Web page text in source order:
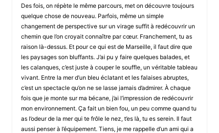
Des fois, on répète le même parcours, met on découvre toujours
quelque chose de nouveau. Parfois, même un simple
changement de perspective sur un virage suffit à redécouvrir un
chemin que l’on croyait connaître par cœur. Franchement, tu as
raison là-dessus. Et pour ce qui est de Marseille, il faut dire que
les paysages son bluffants. J’ai pu y faire quelques balades, et
les calanques, c’est juste à couper le souffle, un véritable tableau
vivant. Entre la mer d’un bleu éclatant et les falaises abruptes,
c’est un spectacle qu’on ne se lasse jamais d’admirer. À chaque
fois que je monte sur ma bécane, j’ai l’impression de redécouvrir
mon environnement. Ça fait un bien fou, un peu comme quand tu
as l’odeur de la mer qui te frôle le nez, t’es là, tu es serein. Il faut
aussi penser à l’équipement. Tiens, je me rappelle d’un ami qui a